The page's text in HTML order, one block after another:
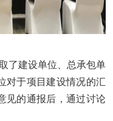
了建设单位、总承包单
对于项目建设情况的汇
见的通报后，通过讨论